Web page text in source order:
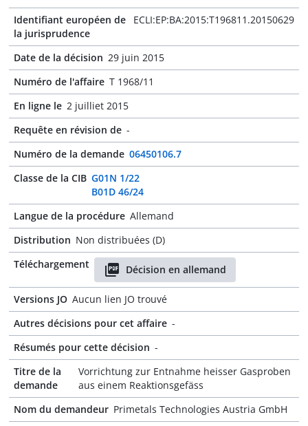
Identifiant européen de
la jurisprudence
ECLI:EP:BA:2015:T196811.20150629
Date de la décision 29 juin 2015
Numéro de l'affaire T 1968/11
En ligne le 2 juilliet 2015
Requête en révision de -
Numéro de la demande 06450106.7
Classe de la CIB G01N 1/22
B01D 46/24
Langue de la procédure Allemand
Distribution Non distribuées (D)
Téléchargement
Décision en allemand
Versions JO Aucun lien JO trouvé
Autres décisions pour cet affaire -
Résumés pour cette décision -
Titre de la
demande
Vorrichtung zur Entnahme heisser Gasproben
aus einem Reaktionsgefäss
Nom du demandeur Primetals Technologies Austria GmbH